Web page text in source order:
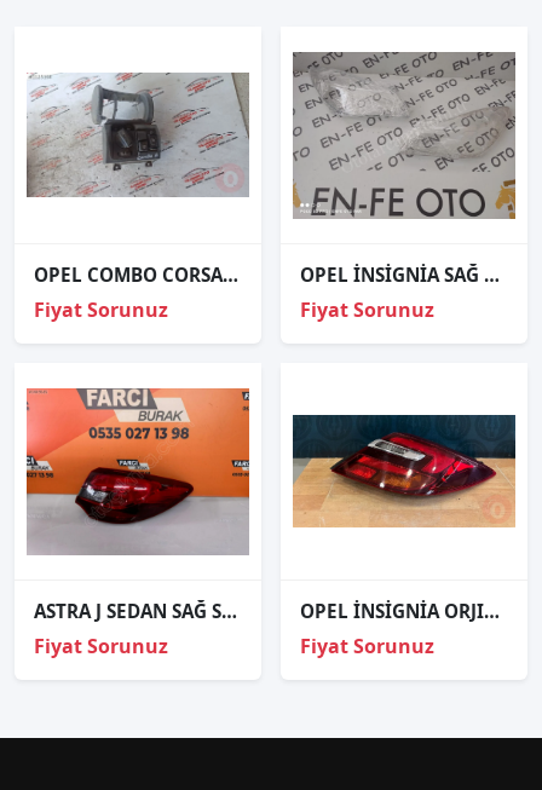
OPEL COMBO CORSA B FAR ANAHTARI
Fiyat Sorunuz
OPEL İNSİGNİA SAĞ FAR CAMI SIFIR 2014 2015 2016 2017
Fiyat Sorunuz
ASTRA J SEDAN SAĞ STOP ORJİNAL
Fiyat Sorunuz
OPEL İNSİGNİA ORJINAL ÇIKMA SAĞ STOP
Fiyat Sorunuz